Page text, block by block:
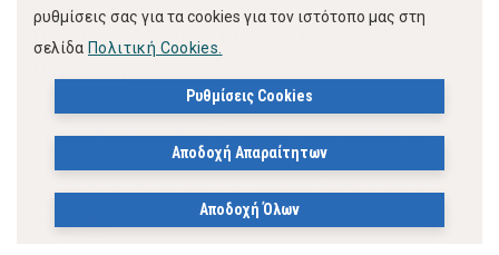
Προσυμπτωματικός Έλεγχος Καρκίνου του
Γνώρισε το Λογισμικό των ΚΕΠ ΥΓΕΙΑΣ και κάνε
ρυθμίσεις σας για τα cookies για τον ιστότοπο μας στη
σελίδα Πολιτική Cookies.
Ρυθμίσεις Cookies
Αποδοχή Απαραίτητων
Αποδοχή Όλων